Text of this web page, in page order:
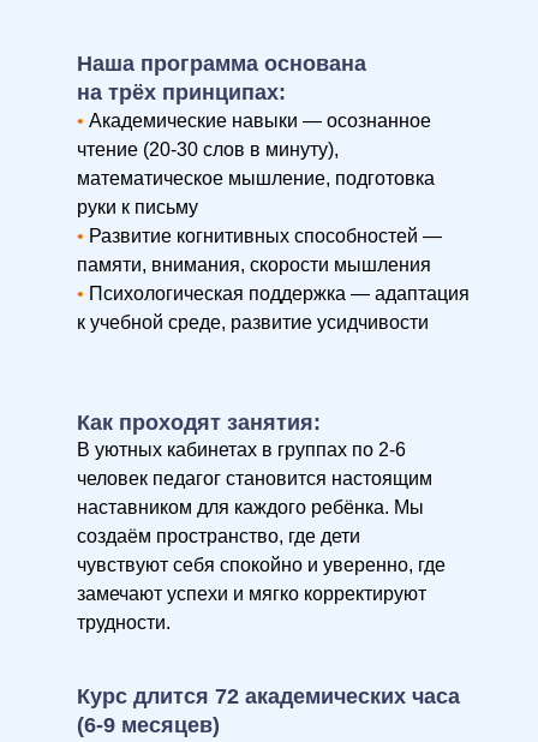
Наша программа основана
на трёх принципах:
Как проходят занятия:
Курс длится 72 академических часа
(6-9 месяцев)
В уютных кабинетах в группах по 2-6
человек педагог становится настоящим
наставником для каждого ребёнка. Мы
создаём пространство, где дети
чувствуют себя спокойно и уверенно, где
замечают успехи и мягко корректируют
трудности.
• Академические навыки — осознанное
чтение (20-30 слов в минуту),
математическое мышление, подготовка
руки к письму
• Развитие когнитивных способностей —
памяти, внимания, скорости мышления
• Психологическая поддержка — адаптация
к учебной среде, развитие усидчивости